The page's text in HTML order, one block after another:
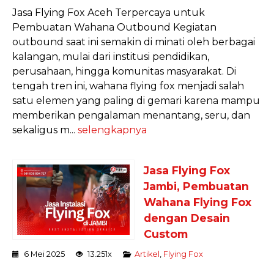
Jasa Flying Fox Aceh Terpercaya untuk
Pembuatan Wahana Outbound Kegiatan
outbound saat ini semakin di minati oleh berbagai
kalangan, mulai dari institusi pendidikan,
perusahaan, hingga komunitas masyarakat. Di
tengah tren ini, wahana flying fox menjadi salah
satu elemen yang paling di gemari karena mampu
memberikan pengalaman menantang, seru, dan
sekaligus m... selengkapnya
Jasa Flying Fox
Jambi, Pembuatan
Wahana Flying Fox
dengan Desain
Custom
6 Mei 2025 13.251x Artikel Flying Fox